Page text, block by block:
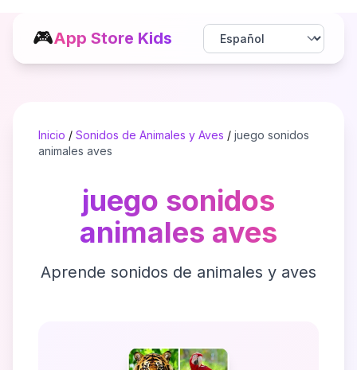
🎮App Store Kids
Inicio / Sonidos de Animales y Aves / juego sonidos
animales aves
juego sonidos
animales aves
Aprende sonidos de animales y aves